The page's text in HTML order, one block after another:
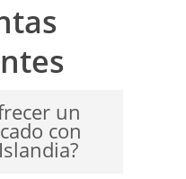
un
con